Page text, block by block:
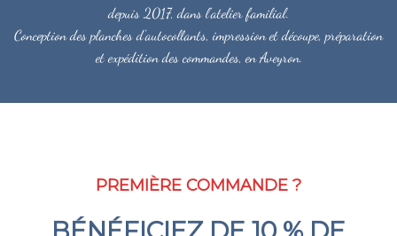
depuis 2017, dans l'atelier familial.
Conception des planches d'autocollants, impression et découpe, préparation
et expédition des commandes, en Aveyron.